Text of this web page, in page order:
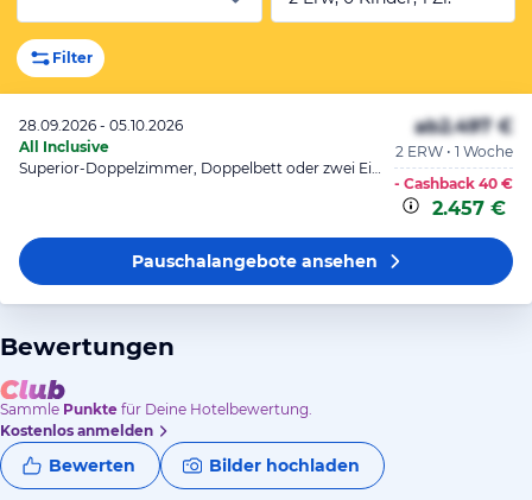
Filter
28.09.2026 - 05.10.2026
All Inclusive
Superior-Doppelzimmer, Doppelbett oder zwei Einzelbetten, Bergblick
ab2.497 €
2 ERW • 1 Woche
- Cashback 40 €
2.457 €
Pauschalangeboteansehen
Bewertungen
Sammle Punkte für Deine Hotelbewertung.
Kostenlos anmelden
Bewerten Bilder hochladen